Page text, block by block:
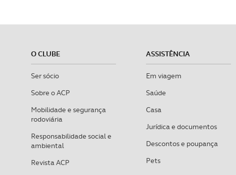
O CLUBE
Ser sócio
Sobre o ACP
Mobilidade e segurança
rodoviária
Responsabilidade social e
ambiental
Revista ACP
ASSISTÊNCIA
Em viagem
Saúde
Casa
Jurídica e documentos
Descontos e poupança
Pets